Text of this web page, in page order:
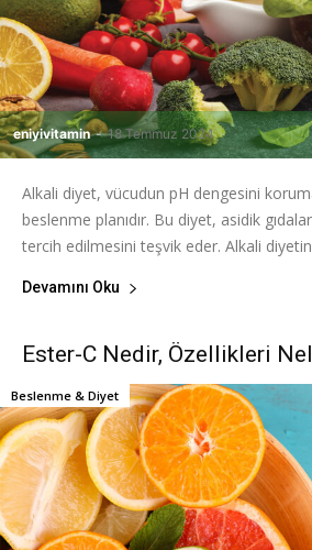
eniyivitamin - 18 Temmuz 2024
Alkali diyet, vücudun pH dengesini
beslenme planıdır. Bu diyet, asidik
tercih edilmesini teşvik eder. Alkali
Devamını Oku
Ester-C Nedir, Özellikleri
Beslenme & Diyet